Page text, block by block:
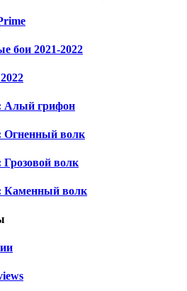
бои 2021-2022
Алый грифон
Огненный волк
Грозовой волк
Каменный волк